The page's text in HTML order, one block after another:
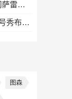
🏀夏联-国王首节仅4分不敌绿军冈萨雷斯24+10+5塞纳克10+12
🏀夏联-雷霆不敌掘金夏联全败35号秀布拉齐尔32+6马拉14+7+6
图森